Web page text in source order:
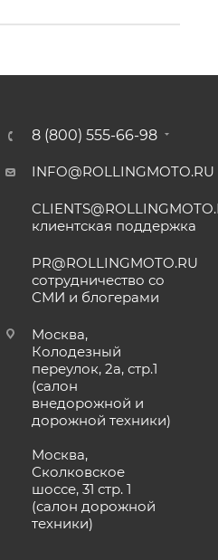
8 (800) 555-66-98
INFO@ROLLINGMOTO.RU
клиентская поддержка
PR@ROLLINGMOTO.RU
сотрудничество со
СМИ и блогерами
Москва,
Колодезный
переулок, 2а, стр.1
(салон
внедорожной и
дорожной техники)
Москва,
Сколковское
шоссе, 31 стр. 1
(салон дорожной
техники)